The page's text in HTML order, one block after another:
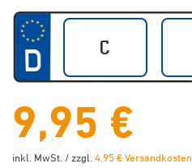
9,95 €
inkl. MwSt. / zzgl.4,95 € Versandkosten